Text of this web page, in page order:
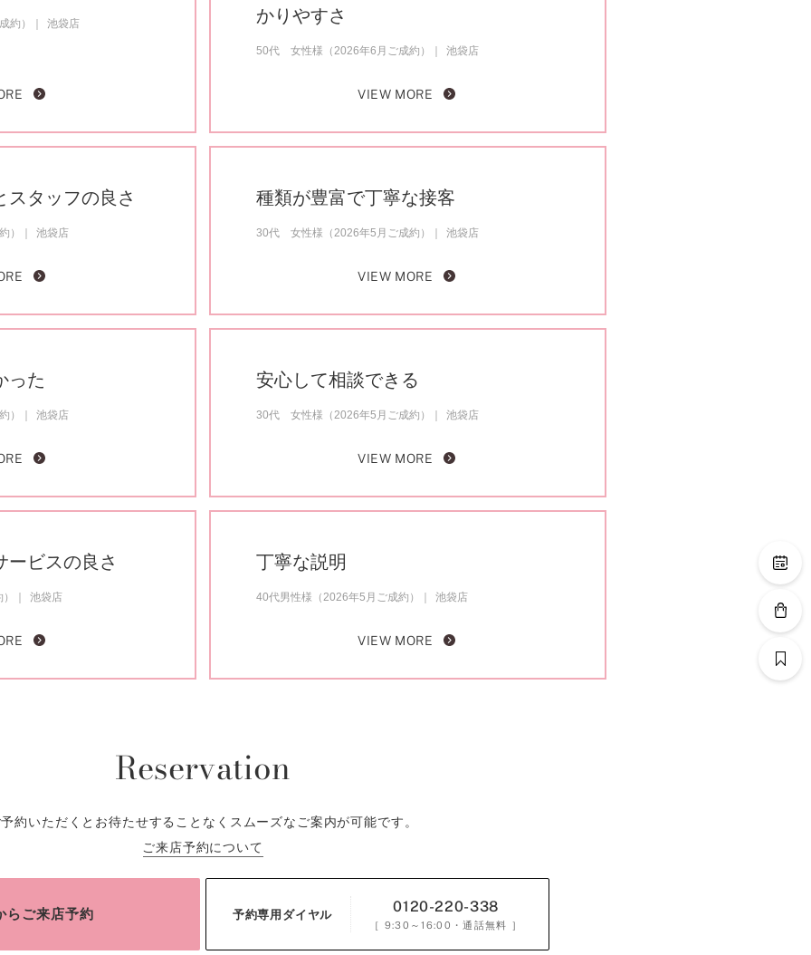
） 池袋店
かりやすさ
50代 女性様（2026年6月ご成約） 池袋店
VIEW MORE
スタッフの良さ
） 池袋店
種類が豊富で丁寧な接客
30代 女性様（2026年5月ご成約） 池袋店
VIEW MORE
った
） 池袋店
安心して相談できる
30代 女性様（2026年5月ご成約） 池袋店
VIEW MORE
ービスの良さ
池袋店
丁寧な説明
40代男性様（2026年5月ご成約） 池袋店
VIEW MORE
Reservation
約いただくとお待たせすることなくスムーズなご案内が可能です。
ご来店予約について
らご来店予約 予約専用ダイヤル 0120-220-338
［ 9:30～16:00 ・通話無料 ］